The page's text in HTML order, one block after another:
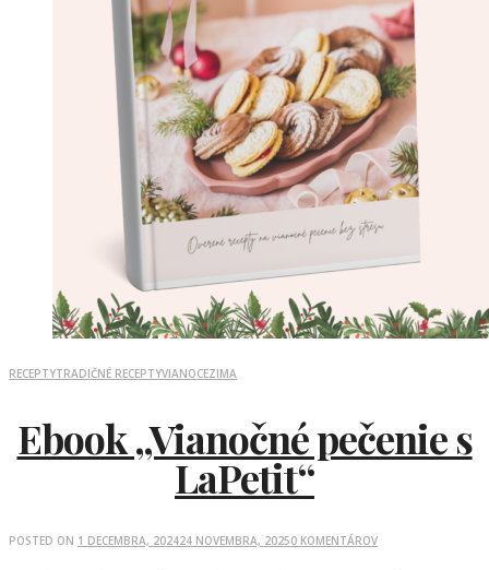
RECEPTYTRADIČNÉ RECEPTYVIANOCEZIMA
Ebook „Vianočné pečenie s
LaPetit“
POSTED ON 1 DECEMBRA, 202424 NOVEMBRA, 20250 KOMENTÁROV